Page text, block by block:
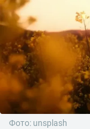
Фото: unsplash